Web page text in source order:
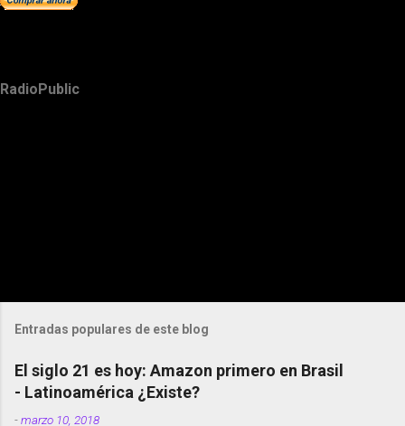
RadioPublic
Entradas populares de este blog
El siglo 21 es hoy: Amazon primero en Brasil
- Latinoamérica ¿Existe?
-marzo 10, 2018